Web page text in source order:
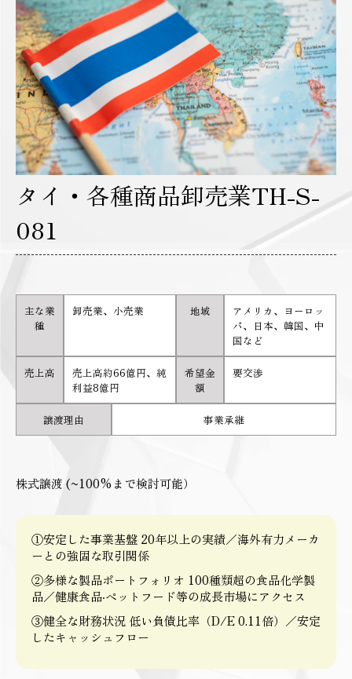
タイ・各種商品卸売業TH-S-
081
主な業
種
卸売業、小売業 地域
アメリカ、ヨーロッ
パ、日本、韓国、中
国など
売上高
売上高約66億円、純
利益8億円
希望金
額
要交渉
譲渡理由 事業承継
株式譲渡 (~100%まで検討可能）
①安定した事業基盤 20年以上の実績／海外有力メーカ
ーとの強固な取引関係
②多様な製品ポートフォリオ 100種類超の食品化学製
品／健康食品‧ペットフード等の成長市場にアクセス
③健全な財務状況 低い負債比率（D/E 0.11倍）／安定
したキャッシュフロー